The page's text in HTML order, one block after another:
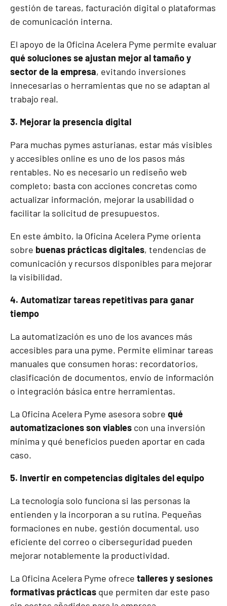
gestión de tareas, facturación digital o plataformas
de comunicación interna.
El apoyo de la Oficina Acelera Pyme permite evaluar
qué soluciones se ajustan mejor al tamaño y
sector de la empresa, evitando inversiones
innecesarias o herramientas que no se adaptan al
trabajo real.
3. Mejorar la presencia digital
Para muchas pymes asturianas, estar más visibles
y accesibles online es uno de los pasos más
rentables. No es necesario un rediseño web
completo; basta con acciones concretas como
actualizar información, mejorar la usabilidad o
facilitar la solicitud de presupuestos.
En este ámbito, la Oficina Acelera Pyme orienta
sobre buenas prácticas digitales, tendencias de
comunicación y recursos disponibles para mejorar
la visibilidad.
4. Automatizar tareas repetitivas para ganar
tiempo
La automatización es uno de los avances más
accesibles para una pyme. Permite eliminar tareas
manuales que consumen horas: recordatorios,
clasificación de documentos, envío de información
o integración básica entre herramientas.
La Oficina Acelera Pyme asesora sobre qué
automatizaciones son viables con una inversión
mínima y qué beneficios pueden aportar en cada
caso.
5. Invertir en competencias digitales del equipo
La tecnología solo funciona si las personas la
entienden y la incorporan a su rutina. Pequeñas
formaciones en nube, gestión documental, uso
eficiente del correo o ciberseguridad pueden
mejorar notablemente la productividad.
La Oficina Acelera Pyme ofrece talleres y sesiones
formativas prácticas que permiten dar este paso